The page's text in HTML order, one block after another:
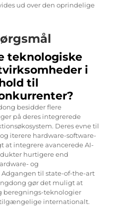
ud over den oprindelige
teknologiske
i
til
besidder flere
på deres integrerede
Deres evne til
iterere hardware-software-
integrere avancerede AI-
hurtigere end
og
til state-of-the-art
gør det muligt at
beregnings-teknologier
internationalt.